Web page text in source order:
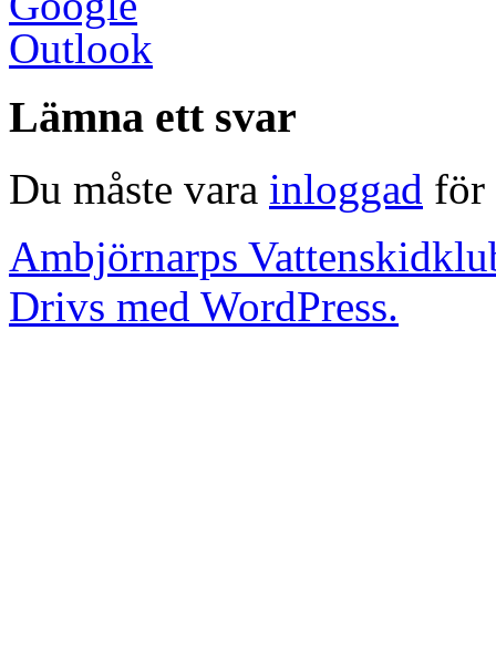
Outlook
Lämna ett svar
Du måste vara inloggad för
Ambjörnarps
Drivs med WordPress.